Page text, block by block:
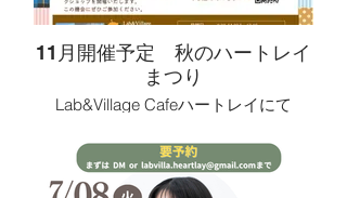
編み物の上達が目的ではなく、
手を動かしながら過ごす時間や、
人とのちょうどよい距離感を大切にし
ています。
ませんが、
ご関心のある方はお気軽にお問い合わ
せください。
11月開催予定 秋のハートレイ
まつり
Lab&Village Cafeハートレイにて
💕なワークショップ、駐車場パフォー
マンスを開催！